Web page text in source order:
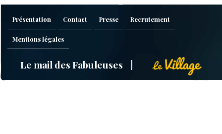
Présentation Contact Presse Recrutement
Mentions légales
Le mail des Fabuleuses